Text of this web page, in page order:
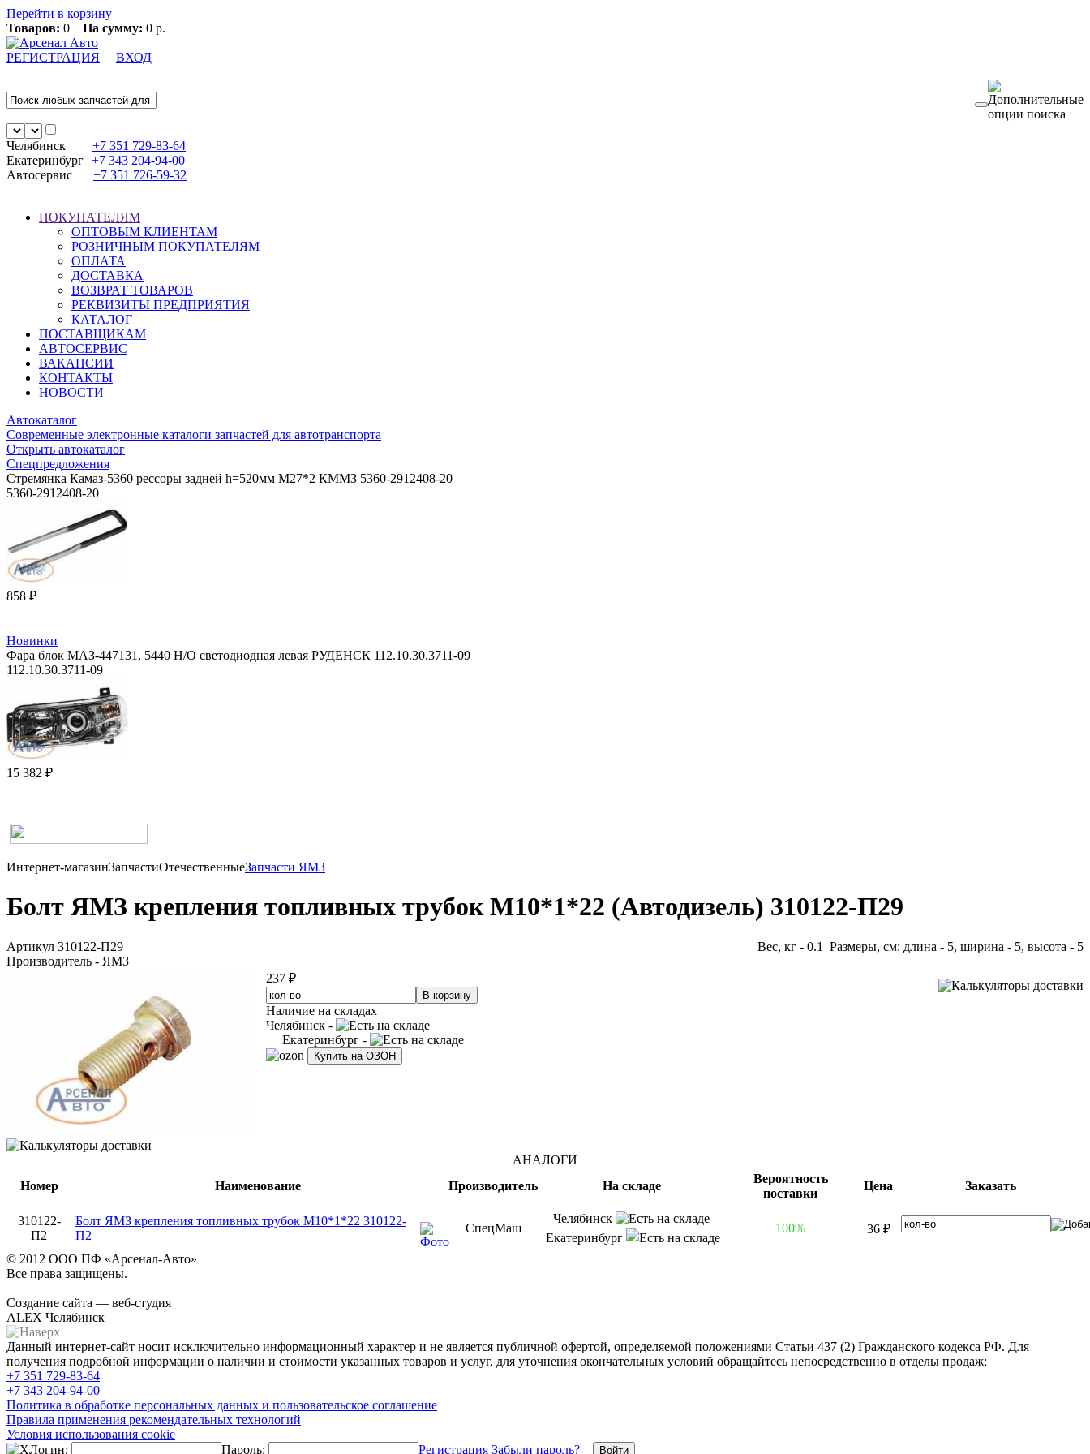
Перейти в корзину
Товаров: 0 На сумму: 0 р.
РЕГИСТРАЦИЯ ВХОД
Челябинск +7 351 729-83-64
Екатеринбург +7 343 204-94-00
Автосервис
+7 351 726-59-32
ПОКУПАТЕЛЯМ
ОПТОВЫМ КЛИЕНТАМ
РОЗНИЧНЫМ ПОКУПАТЕЛЯМ
ОПЛАТА
ДОСТАВКА
ВОЗВРАТ ТОВАРОВ
РЕКВИЗИТЫ ПРЕДПРИЯТИЯ
КАТАЛОГ
ПОСТАВЩИКАМ
АВТОСЕРВИС
ВАКАНСИИ
КОНТАКТЫ
НОВОСТИ
Автокаталог
Современные электронные каталоги запчастей для автотранспорта
Открыть автокаталог
Спецпредложения
Стремянка Камаз-5360 рессоры задней h=520мм М27*2 КММЗ 5360-2912408-20
5360-2912408-20
858 ₽
Новинки
Фара блок МАЗ-447131, 5440 Н/О светодиодная левая РУДЕНСК 112.10.30.3711-09
112.10.30.3711-09
15 382 ₽
Интернет-магазинЗапчастиОтечественныеЗапчасти ЯМЗ
Болт ЯМЗ крепления топливных трубок М10*1*22 (Автодизель) 310122-П29
Артикул 310122-П29
Производитель - ЯМЗ
Вес, кг - 0.1 Размеры, см: длина - 5, ширина - 5, высота - 5
237 ₽
Наличие на складах
Челябинск -
Екатеринбург -
Купить на ОЗОН
АНАЛОГИ
Номер
Наименование Производитель На складе
Вероятность
поставки
Цена Заказать
310122-
П2
Болт ЯМЗ крепления топливных трубок М10*1*22 310122-
П2
СпецМаш
Челябинск
Екатеринбург
100% 36 ₽
© 2012 ООО ПФ «Арсенал-Авто»
Все права защищены.
Создание сайта — веб-студия
ALEX Челябинск
Данный интернет-сайт носит исключительно информационный характер и не является публичной офертой, определяемой положениями Статьи 437 (2) Гражданского кодекса РФ. Для
получения подробной информации о наличии и стоимости указанных товаров и услуг, для уточнения окончательных условий обращайтесь непосредственно в отделы продаж:
+7 351 729-83-64
+7 343 204-94-00
Политика в обработке персональных данных и пользовательское соглашение
Правила применения рекомендательных технологий
Условия использования cookie
Логин:
Пароль: Регистрация Забыли пароль?